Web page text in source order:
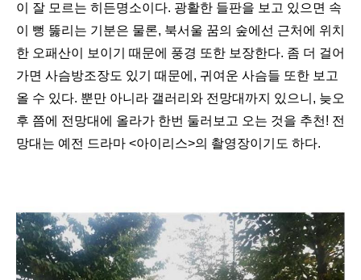
이 잘 모르는 히든명소이다. 광활한 들판을 보고 있으면 속
이 뻥 뚫리는 기분은 물론, 북서울 꿈의 숲에선 근처에 위치
한 오패산이 보이기 때문에 풍경 또한 보장한다. 좀 더 걸어
가면 사슴방조장도 있기 때문에 , 귀여운 사슴들 또한 보고
올 수 있다. 뿐만 아니라 갤러리와 전망대까지 있으니 , 늦오
후 쯤에 전망대에 올라가 한번 둘러보고 오는 것을 추천 ! 전
망대는 예전 드라마 <아이리스>의 촬영장이기도 하다.